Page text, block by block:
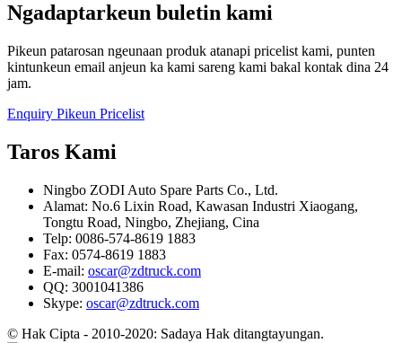
Ngadaptarkeun buletin kami
Pikeun patarosan ngeunaan produk atanapi pricelist kami, punten
kintunkeun email anjeun ka kami sareng kami bakal kontak dina 24
jam.
Enquiry Pikeun Pricelist
Taros Kami
Ningbo ZODI Auto Spare Parts Co., Ltd.
Alamat: No.6 Lixin Road, Kawasan Industri Xiaogang,
Tongtu Road, Ningbo, Zhejiang, Cina
Telp: 0086-574-8619 1883
Fax: 0574-8619 1883
E-mail: oscar@zdtruck.com
QQ: 3001041386
Skype: oscar@zdtruck.com
© Hak Cipta - 2010-2020: Sadaya Hak ditangtayungan.